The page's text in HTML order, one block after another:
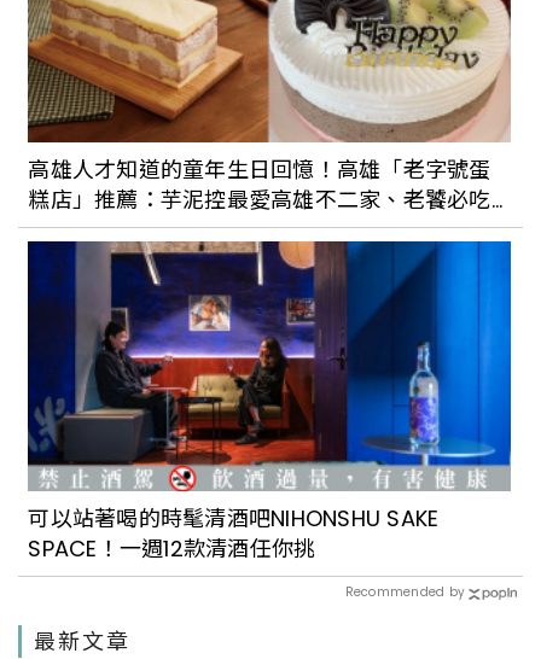
高雄人才知道的童年生日回憶！高雄「老字號蛋
糕店」推薦：芋泥控最愛高雄不二家、老饕必吃
百樂冰淇淋蛋糕
可以站著喝的時髦清酒吧NIHONSHU SAKE
SPACE！一週12款清酒任你挑
Recommended by
最新文章